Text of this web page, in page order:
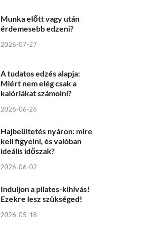
Munka előtt vagy után
érdemesebb edzeni?
2026-07-27
A tudatos edzés alapja:
Miért nem elég csak a
kalóriákat számolni?
2026-06-26
Hajbeültetés nyáron: mire
kell figyelni, és valóban
ideális időszak?
2026-06-02
Induljon a pilates-kihívás!
Ezekre lesz szükséged!
2026-05-18